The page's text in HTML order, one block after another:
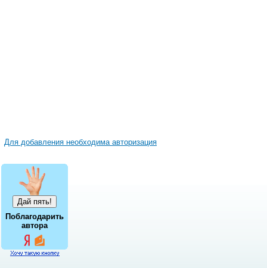
Для добавления необходима авторизация
Поблагодарить
автора